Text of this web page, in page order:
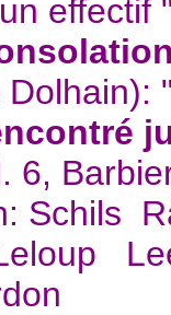
effectif
Dolhain):
6,
Schils